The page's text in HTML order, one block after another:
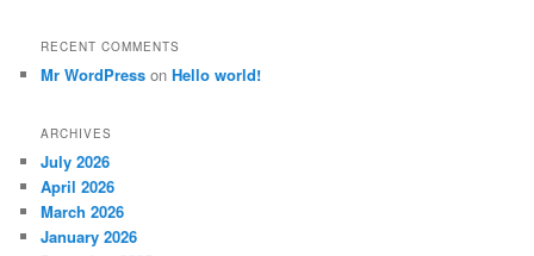
RECENT COMMENTS
Mr WordPress onHello world!
ARCHIVES
July 2026
April 2026
March 2026
January 2026